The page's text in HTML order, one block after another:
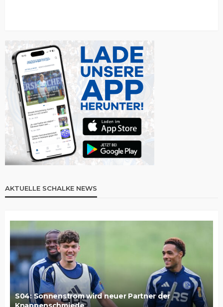
AKTUELLE SCHALKE NEWS
S04: Sonnenstrom wird neuer Partner der